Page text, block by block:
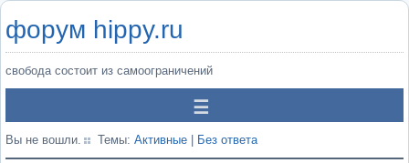
форум hippy.ru
свобода состоит из самоограничений
Вы не вошли. Темы: Активные Без ответа